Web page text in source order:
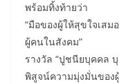
พร้อมทิ้งท้ายว่า
“มือของผู้ให้สุขใจเสม
ผู้คนในสังคม”
รางวัล “ปูชนียบุคคล
พิสูจน์ความมุ่งมั่นของ